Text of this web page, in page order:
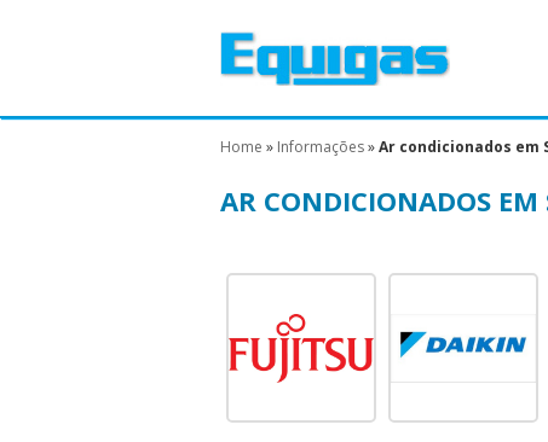
Home » Informações»Ar condicionados em
AR CONDICIONADOS